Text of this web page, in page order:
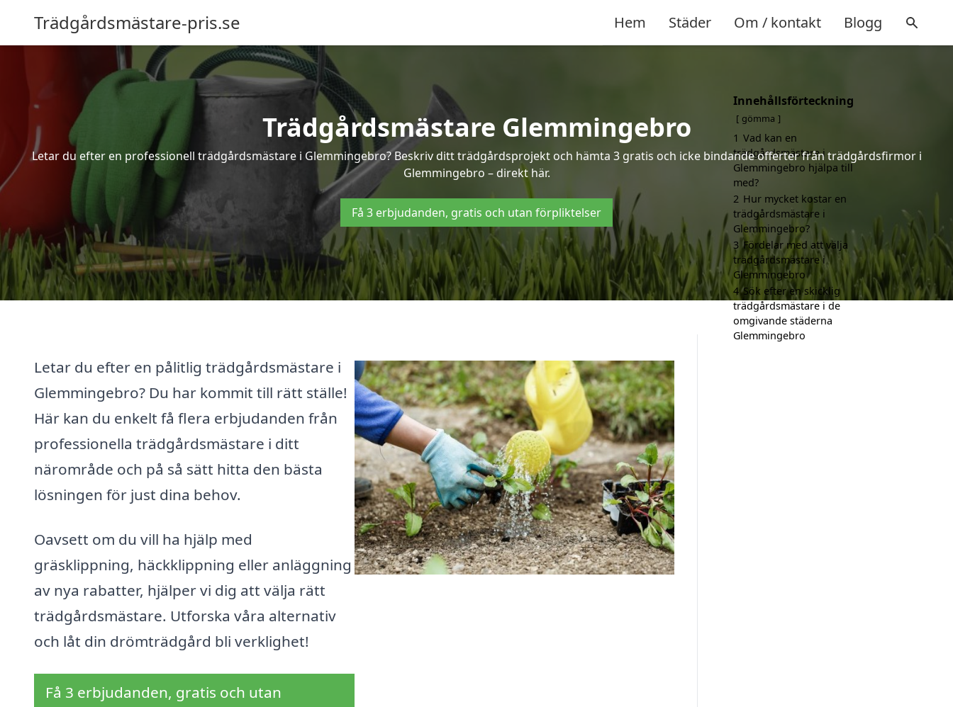
Trädgårdsmästare-pris.se Hem Städer Om / kontakt Blogg
Trädgårdsmästare Glemmingebro
Letar du efter en professionell trädgårdsmästare i Glemmingebro? Beskriv ditt trädgårdsprojekt och hämta 3 gratis och icke bindande offerter från trädgårdsfirmor i
Glemmingebro – direkt här.
Få 3 erbjudanden, gratis och utan förpliktelser
Letar du efter en pålitlig trädgårdsmästare i
Glemmingebro? Du har kommit till rätt ställe!
Här kan du enkelt få flera erbjudanden från
professionella trädgårdsmästare i ditt
närområde och på så sätt hitta den bästa
lösningen för just dina behov.
Oavsett om du vill ha hjälp med
gräsklippning, häckklippning eller anläggning
av nya rabatter, hjälper vi dig att välja rätt
trädgårdsmästare. Utforska våra alternativ
och låt din drömträdgård bli verklighet!
Få 3 erbjudanden, gratis och utan
Innehållsförteckning
gömma
1 Vad kan en
trädgårdsmästare i
Glemmingebro hjälpa till
med?
2 Hur mycket kostar en
trädgårdsmästare i
Glemmingebro?
3 Fördelar med att välja
trädgårdsmästare i
Glemmingebro
4 Sök efter en skicklig
trädgårdsmästare i de
omgivande städerna
Glemmingebro